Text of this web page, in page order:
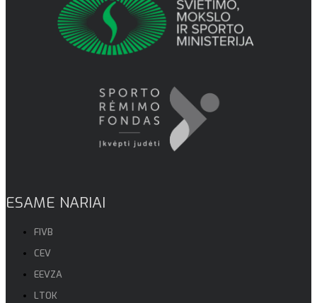
ESAME NARIAI
FIVB
CEV
EEVZA
LTOK